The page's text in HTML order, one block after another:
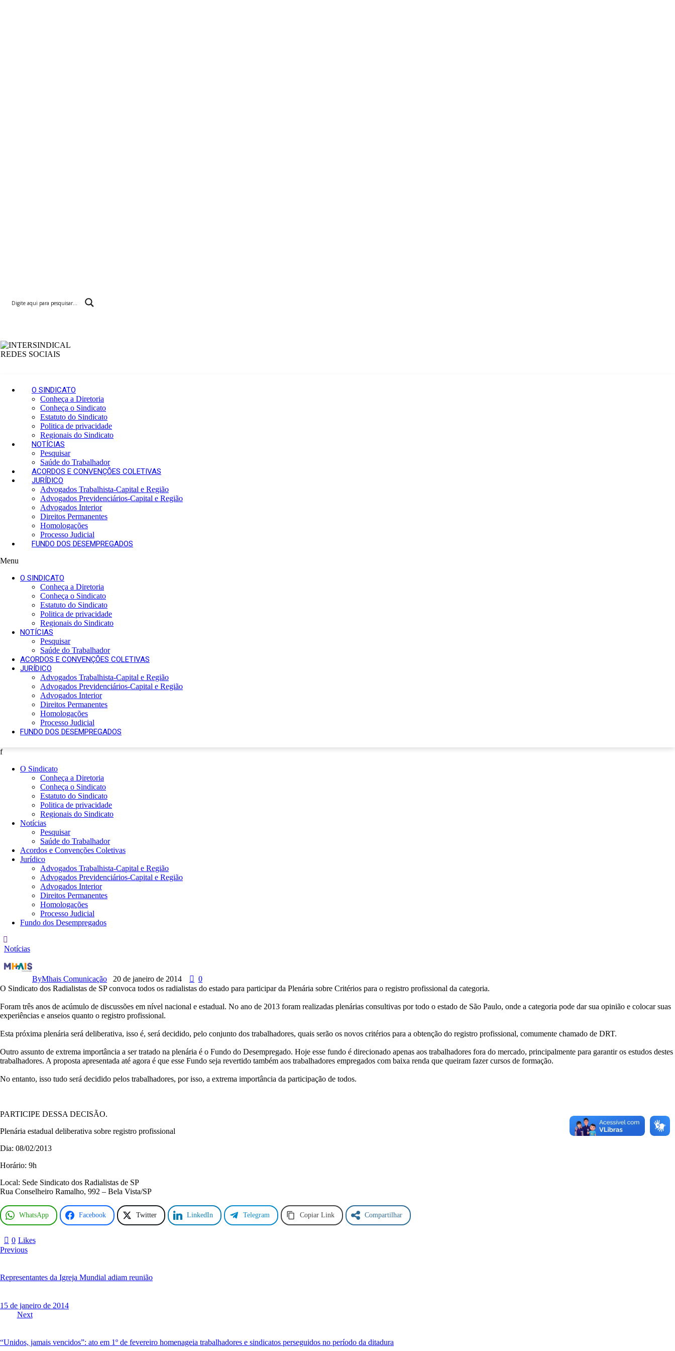
O SINDICATO
Conheça a Diretoria
Conheça o Sindicato
Estatuto do Sindicato
Politica de privacidade
Regionais do Sindicato
NOTÍCIAS
Pesquisar
Saúde do Trabalhador
ACORDOS E CONVENÇÕES COLETIVAS
JURÍDICO
Advogados Trabalhista-Capital e Região
Advogados Previdenciários-Capital e Região
Advogados Interior
Direitos Permanentes
Homologações
Processo Judicial
FUNDO DOS DESEMPREGADOS
Menu
O SINDICATO
Conheça a Diretoria
Conheça o Sindicato
Estatuto do Sindicato
Politica de privacidade
Regionais do Sindicato
NOTÍCIAS
Pesquisar
Saúde do Trabalhador
ACORDOS E CONVENÇÕES COLETIVAS
JURÍDICO
Advogados Trabalhista-Capital e Região
Advogados Previdenciários-Capital e Região
Advogados Interior
Direitos Permanentes
Homologações
Processo Judicial
FUNDO DOS DESEMPREGADOS
f
O Sindicato
Conheça a Diretoria
Conheça o Sindicato
Estatuto do Sindicato
Politica de privacidade
Regionais do Sindicato
Notícias
Pesquisar
Saúde do Trabalhador
Acordos e Convenções Coletivas
Jurídico
Advogados Trabalhista-Capital e Região
Advogados Previdenciários-Capital e Região
Advogados Interior
Direitos Permanentes
Homologações
Processo Judicial
Fundo dos Desempregados
Notícias
n
á
r
i
a
E
s
t
a
d
u
a
i
c
t
r
r
e
i
s
o
p
o
f
s
s
a
ByMhais Comunicação 20 de janeiro de 2014
0
O Sindicato dos Radialistas de SP convoca todos os radialistas do estado para participar da Plenária sobre Critérios para o registro profissional da categoria.
Foram três anos de acúmulo de discussões em nível nacional e estadual. No ano de 2013 foram realizadas plenárias consultivas por todo o estado de São Paulo, onde a categoria pode dar sua opinião e colocar suas
experiências e anseios quanto o registro profissional.
Esta próxima plenária será deliberativa, isso é, será decidido, pelo conjunto dos trabalhadores, quais serão os novos critérios para a obtenção do registro profissional, comumente chamado de DRT.
Outro assunto de extrema importância a ser tratado na plenária é o Fundo do Desempregado. Hoje esse fundo é direcionado apenas aos trabalhadores fora do mercado, principalmente para garantir os estudos destes
trabalhadores. A proposta apresentada até agora é que esse Fundo seja revertido também aos trabalhadores empregados com baixa renda que queiram fazer cursos de formação.
No entanto, isso tudo será decidido pelos trabalhadores, por isso, a extrema importância da participação de todos.
PARTICIPE DESSA DECISÃO.
Plenária estadual deliberativa sobre registro profissional
Dia: 08/02/2013
Horário: 9h
Local: Sede Sindicato dos Radialistas de SP
Rua Conselheiro Ramalho, 992 – Bela Vista/SP
WhatsApp Facebook Twitter LinkedIn Telegram Copiar Link Compartilhar
0 Likes
Navegação
Previous
Representantes da Igreja Mundial adiam reunião
15 de janeiro de 2014
Next
“Unidos, jamais vencidos”: ato em 1º de fevereiro homenageia trabalhadores e sindicatos perseguidos no período da ditadura